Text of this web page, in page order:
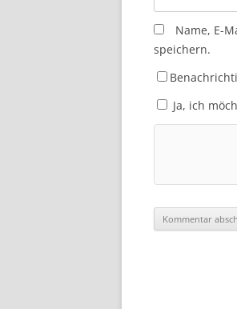
Name, E-
speichern.
Ja, ich